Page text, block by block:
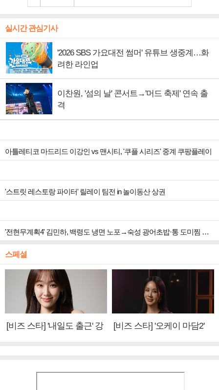
실시간 관심기사
'2026 SBS 가요대전 썸머' 유튜브 생중계…화
려한 라인업
이찬원, '섬의 날' 콘서트→'머드 축제' 연속 출
격
아틀레티코 마드리드 이강인 vs 맨시티, '쿠플 시리즈' 중계 쿠팡플레이
'스트릿 레스토랑 파이터' 릴레이 팀전 in 놀이동산 상권
'전현무계획4' 김민하, 백령도 냉면 노포→숙성 광어초밥·통 도미찜 맛집 탐방
스페셜
[비즈 스타] '내일도 출근' 강
[비즈 스타] '오케이 마담2'